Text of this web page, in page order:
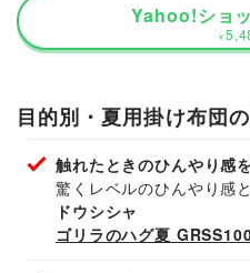
Yahoo!ショ
¥
目的別・夏用掛け布団
触れたときのひんやり感
驚くレベルのひんやり感
ドウシシャ
ゴリラのハグ夏